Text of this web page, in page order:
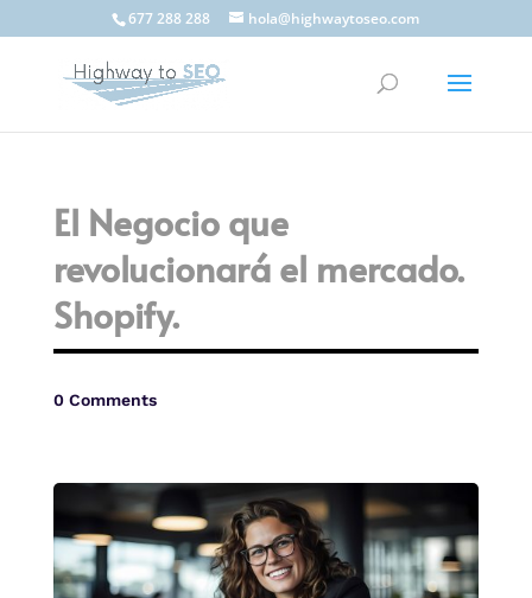
677 288 288 hola@highwaytoseo.com
El Negocio que
revolucionará el mercado.
Shopify.
0 Comments